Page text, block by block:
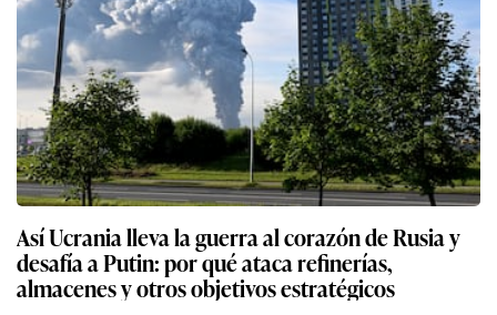
Así Ucrania lleva la guerra al corazón de Rusia y
desafía a Putin: por qué ataca refinerías,
almacenes y otros objetivos estratégicos